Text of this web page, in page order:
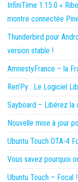
InfiniTime 1.15.0 «
montre connectée
Thunderbird pour
version stable !
AmnestyFrance – la
Ren’Py : Le Logiciel
Sayboard – Libérez la
Nouvelle mise à jour
Ubuntu Touch OTA-4
Vous savez pourquoi
Ubuntu Touch – Focal !